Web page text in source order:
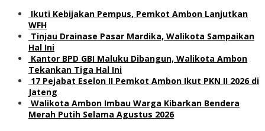
Ikuti Kebijakan Pempus, Pemkot Ambon Lanjutkan
WFH
Tinjau Drainase Pasar Mardika, Walikota Sampaikan
Hal Ini
Kantor BPD GBI Maluku Dibangun, Walikota Ambon
Tekankan Tiga Hal Ini
17 Pejabat Eselon II Pemkot Ambon Ikut PKN II 2026 di
Jateng
Walikota Ambon Imbau Warga Kibarkan Bendera
Merah Putih Selama Agustus 2026